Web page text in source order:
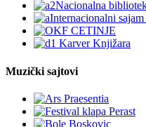
Muzički sajtovi